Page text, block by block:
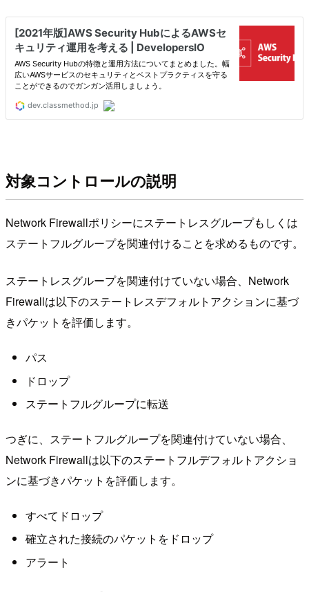
対象コントロールの説明
Network Firewallポリシーにステートレスグループもしくは
ステートフルグループを関連付けることを求めるものです。
ステートレスグループを関連付けていない場合、Network
Firewallは以下のステートレスデフォルトアクションに基づ
きパケットを評価します。
パス
ドロップ
ステートフルグループに転送
つぎに、ステートフルグループを関連付けていない場合、
Network Firewallは以下のステートフルデフォルトアクショ
ンに基づきパケットを評価します。
すべてドロップ
確立された接続のパケットをドロップ
アラート